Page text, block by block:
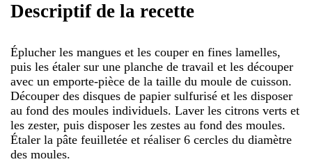
Descriptif de la recette
Éplucher les mangues et les couper en fines lamelles,
puis les étaler sur une planche de travail et les découper
avec un emporte-pièce de la taille du moule de cuisson.
Découper des disques de papier sulfurisé et les disposer
au fond des moules individuels. Laver les citrons verts et
les zester, puis disposer les zestes au fond des moules.
Étaler la pâte feuilletée et réaliser 6 cercles du diamètre
des moules.